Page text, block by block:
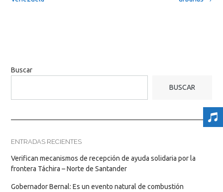
Buscar
BUSCAR
ENTRADAS RECIENTES
Verifican mecanismos de recepción de ayuda solidaria por la
frontera Táchira – Norte de Santander
Gobernador Bernal: Es un evento natural de combustión